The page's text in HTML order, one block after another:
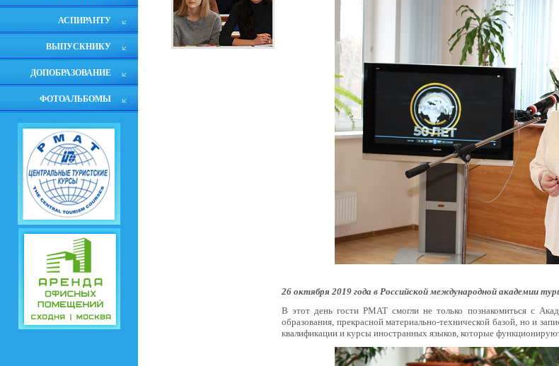
АСПИРАНТУ
ВЫПУСКНИКУ
ДОПОБРАЗОВАНИЕ
ФОТОАЛЬБОМЫ
26 октября 2019 года в Российской международной академии
В этот день гости РМАТ смогли не только познакомиться с
образования, прекрасной материально-технической базой, но и
квалификации и курсы иностранных языков, которые